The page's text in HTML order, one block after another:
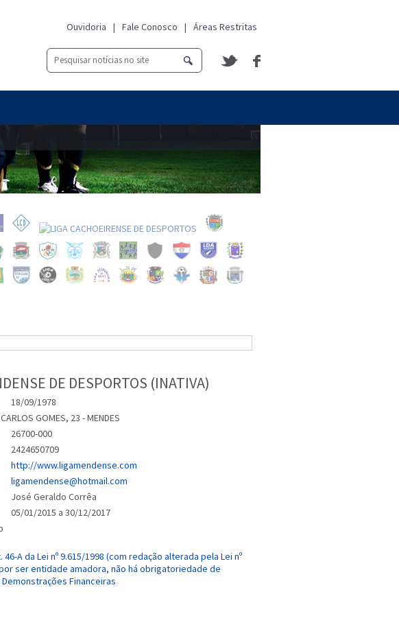
Ouvidoria | Fale Conosco | Áreas Restritas
DE DESPORTOS (INATIVA)
18/09/1978
GOMES, 23 - MENDES
26700-000
2424650709
http://www.ligamendense.com
ligamendense@hotmail.com
José Geraldo Corrêa
05/01/2015 a 30/12/2017
A da Lei nº 9.615/1998 (com redação alterada pela Lei nº
ser entidade amadora, não há obrigatoriedade de
Financeiras